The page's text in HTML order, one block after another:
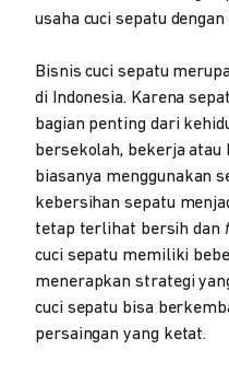
usaha cuci sepatu
Bisnis cuci sepatu
di Indonesia. Karena
bagian penting dari
bersekolah, bekerja
biasanya menggunakan
kebersihan sepatu
tetap terlihat bersih dan
cuci sepatu memiliki
menerapkan strategi
cuci sepatu bisa
persaingan yang ketat.